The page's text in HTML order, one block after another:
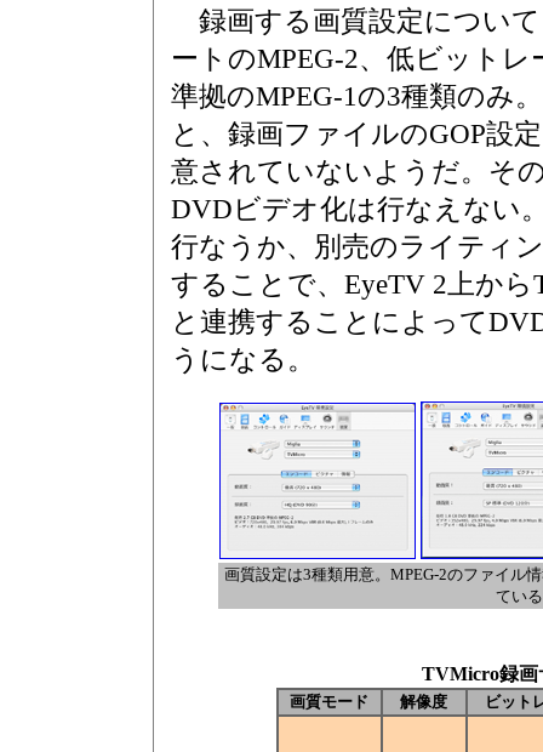
録画する画質設定につい
ートのMPEG-2、低ビットレ
準拠のMPEG-1の3種類のみ
と、録画ファイルのGOP設
意されていないようだ。そ
DVDビデオ化は行なえない
行なうか、別売のライティ
することで、EyeTV 2上から
と連携することによって
うになる。
画質設定は3種類用意。MPEG-2のファイル
ている
TVMicro録画
画質モード 解像度 ビット